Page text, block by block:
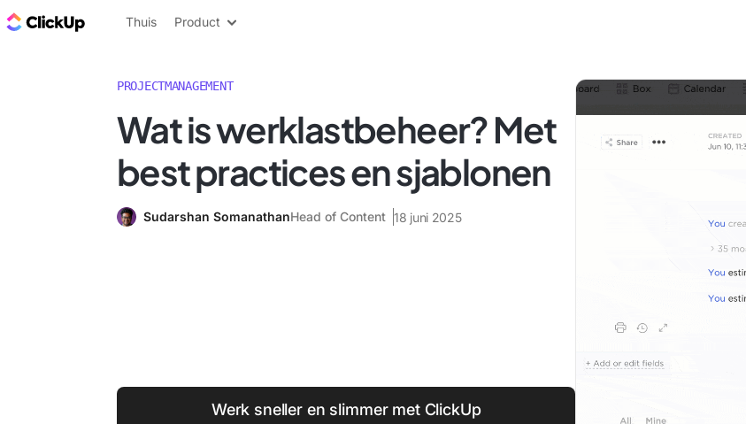
ClickUp Blog
Thuis Product
PROJECTMANAGEMENT
Wat is werklastbeheer? Met
best practices en sjablonen
Sudarshan SomanathanHead of Content 18 juni 2025
Werk sneller en slimmer met ClickUp